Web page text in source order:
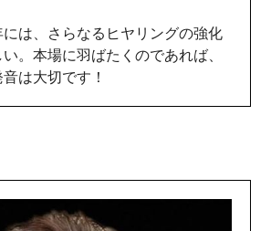
は、さらなるヒヤリングの強化
。本場に羽ばたくのであれば、
は大切です！